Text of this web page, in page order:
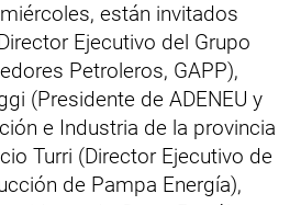
están invitados
Ejecutivo del Grupo
Petroleros, GAPP),
(Presidente de ADENEU y
e Industria de la provincia
Turri (Director Ejecutivo de
de Pampa Energía),